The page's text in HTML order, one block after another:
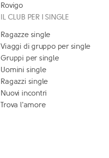
Rovigo
IL CLUB PER I SINGLE
Ragazze single
Viaggi di gruppo per single
Gruppi per single
Uomini single
Ragazzi single
Nuovi incontri
Trova l'amore